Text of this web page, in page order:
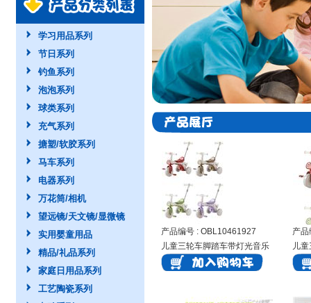
学习用品系列
节日系列
钓鱼系列
泡泡系列
球类系列
充气系列
搪塑/软胶系列
马车系列
电器系列
万花筒/相机
望远镜/天文镜/显微镜
实用婴童用品
精品/礼品系列
家庭日用品系列
工艺陶瓷系列
产品编号 : OBL10461927
儿童三轮车脚踏车带灯光音乐
手推童车
产
儿
童车